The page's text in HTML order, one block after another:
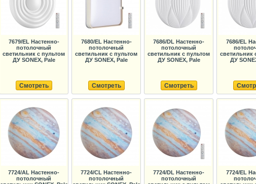
7679/EL Настенно-
потолочный
светильник с пультом
ДУ SONEX, Pale
Смотреть
7680/EL Настенно-
потолочный
светильник с пультом
ДУ SONEX, Pale
Смотреть
7686/DL Настенно-
потолочный
светильник с пультом
ДУ SONEX, Pale
Смотреть
7686/EL
светильник
ДУ
7724/AL Настенно-
потолочный
7724/CL Настенно-
потолочный
7724/DL Настенно-
потолочный
7724/EL